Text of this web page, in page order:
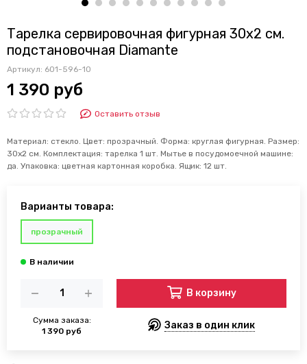
Тарелка сервировочная фигурная 30х2 см.
подстановочная Diamante
Артикул: 601-596-10
1 390 руб
Оставить отзыв
Материал: стекло. Цвет: прозрачный. Форма: круглая фигурная. Размер:
30х2 см. Комплектация: тарелка 1 шт. Мытье в посудомоечной машине:
да. Упаковка: цветная картонная коробка. Ящик: 12 шт.
Варианты товара:
прозрачный
Сумма заказа:
1 390 руб
В корзину
Заказ в один клик